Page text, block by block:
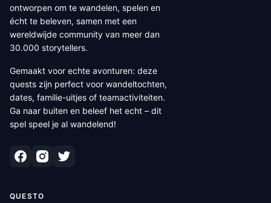
ontworpen om te wandelen, spelen en
écht te beleven, samen met een
wereldwijde community van meer dan
30.000 storytellers.
Gemaakt voor echte avonturen: deze
quests zijn perfect voor wandeltochten,
dates, familie-uitjes of teamactiviteiten.
Ga naar buiten en beleef het echt – dit
spel speel je al wandelend!
QUESTO